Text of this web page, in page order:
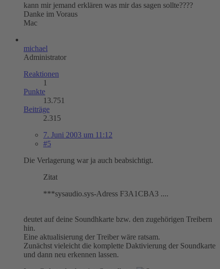
kann mir jemand erklären was mir das sagen sollte????
Danke im Voraus
Mac
michael
Administrator
Reaktionen
1
Punkte
13.751
Beiträge
2.315
7. Juni 2003 um 11:12
#5
Die Verlagerung war ja auch beabsichtigt.
Zitat
***sysaudio.sys-Adress F3A1CBA3 ....
deutet auf deine Soundhkarte bzw. den zugehörigen Treibern
hin.
Eine aktualisierung der Treiber wäre ratsam.
Zunächst vieleicht die komplette Daktivierung der Soundkarte
und dann neu erkennen lassen.